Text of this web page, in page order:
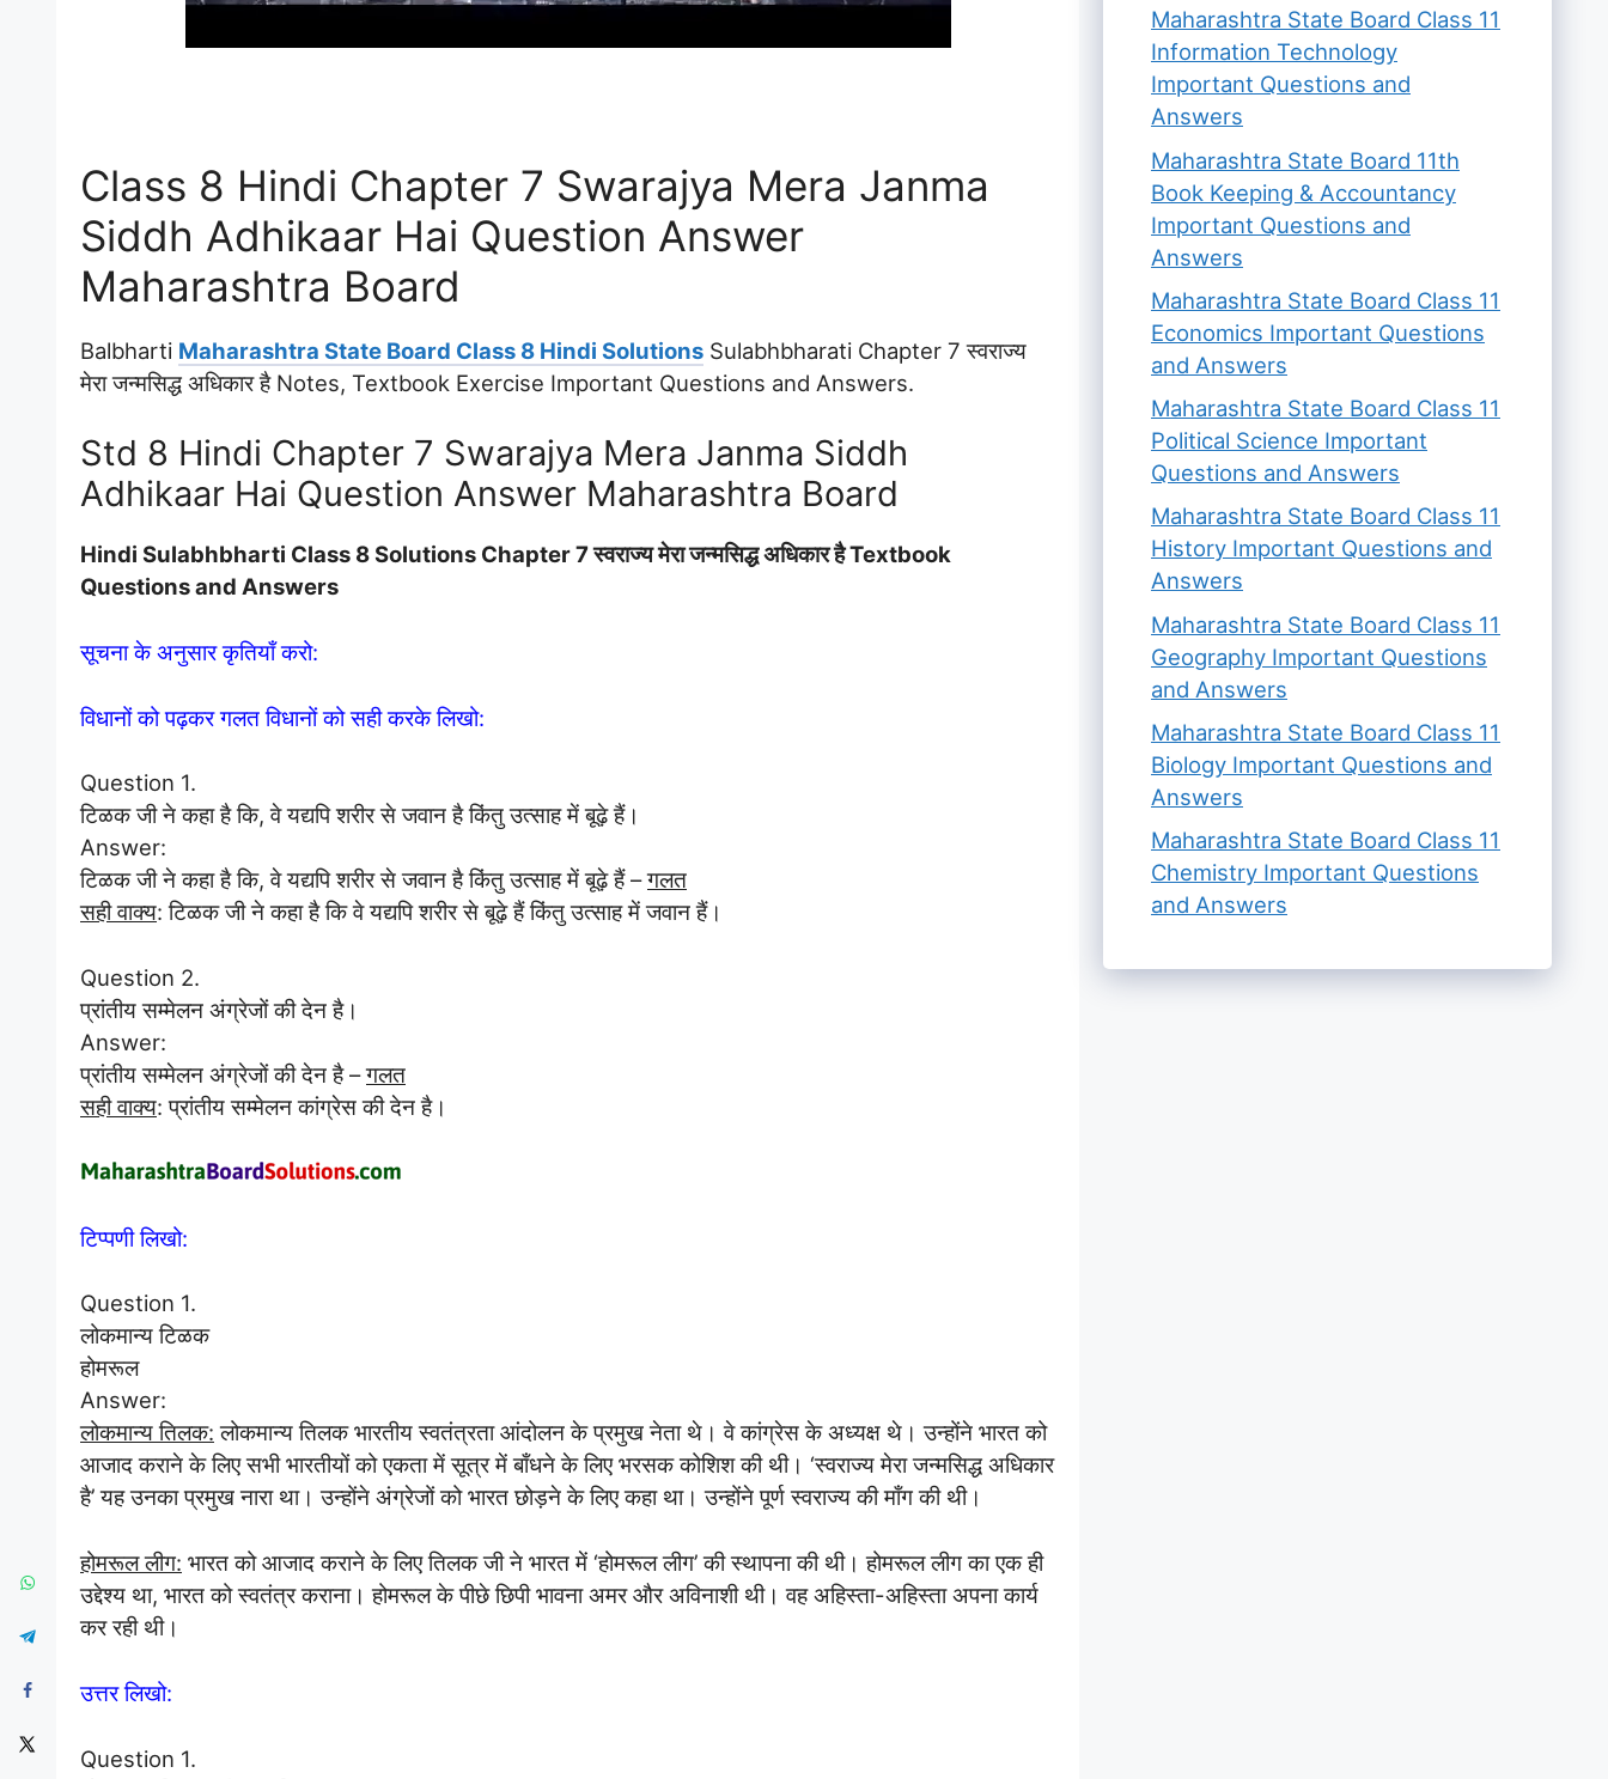
Class 8 Hindi Chapter 7 Swarajya Mera Janma
Siddh Adhikaar Hai Question Answer
Maharashtra Board
Balbharti Maharashtra State Board Class 8 Hindi Solutions Sulabhbharati Chapter 7 स्‍वराज्‍य
मेरा जन्मसिद्ध अधिकार है Notes, Textbook Exercise Important Questions and Answers.
Std 8 Hindi Chapter 7 Swarajya Mera Janma Siddh
Adhikaar Hai Question Answer Maharashtra Board
Hindi Sulabhbharti Class 8 Solutions Chapter 7 स्‍वराज्‍य मेरा जन्मसिद्ध अधिकार है Textbook
Questions and Answers
सूचना के अनुसार कृतियाँ करो:
विधानों को पढ़कर गलत विधानों को सही करके लिखो:
Question 1.
टिळक जी ने कहा है कि, वे यद्यपि शरीर से जवान है किंतु उत्साह में बूढ़े हैं।
Answer:
टिळक जी ने कहा है कि, वे यद्यपि शरीर से जवान है किंतु उत्साह में बूढ़े हैं –गलत
सही वाक्य: टिळक जी ने कहा है कि वे यद्यपि शरीर से बूढ़े हैं किंतु उत्साह में जवान हैं।
Question 2.
प्रांतीय सम्मेलन अंग्रेजों की देन है।
Answer:
प्रांतीय सम्मेलन अंग्रेजों की देन है –गलत
सही वाक्य: प्रांतीय सम्मेलन कांग्रेस की देन है।
टिप्पणी लिखो:
Question 1.
लोकमान्य टिळक
होमरूल
Answer:
लोकमान्य तिलक: लोकमान्य तिलक भारतीय स्वतंत्रता आंदोलन के प्रमुख नेता थे। वे कांग्रेस के अध्यक्ष थे। उन्होंने भारत को
आजाद कराने के लिए सभी भारतीयों को एकता में सूत्र में बाँधने के लिए भरसक कोशिश की थी। ‘स्वराज्य मेरा जन्मसिद्ध अधिकार
है’ यह उनका प्रमुख नारा था। उन्होंने अंग्रेजों को भारत छोड़ने के लिए कहा था। उन्होंने पूर्ण स्वराज्य की माँग की थी।
होमरूल लीग: भारत को आजाद कराने के लिए तिलक जी ने भारत में ‘होमरूल लीग’ की स्थापना की थी। होमरूल लीग का एक ही
उद्देश्य था, भारत को स्वतंत्र कराना। होमरूल के पीछे छिपी भावना अमर और अविनाशी थी। वह अहिस्ता-अहिस्ता अपना कार्य
कर रही थी।
उत्तर लिखो:
Question 1.
Maharashtra State Board Class 11
Information Technology
Important Questions and
Answers
Maharashtra State Board 11th
Book Keeping & Accountancy
Important Questions and
Answers
Maharashtra State Board Class 11
Economics Important Questions
and Answers
Maharashtra State Board Class 11
Political Science Important
Questions and Answers
Maharashtra State Board Class 11
History Important Questions and
Answers
Maharashtra State Board Class 11
Geography Important Questions
and Answers
Maharashtra State Board Class 11
Biology Important Questions and
Answers
Maharashtra State Board Class 11
Chemistry Important Questions
and Answers